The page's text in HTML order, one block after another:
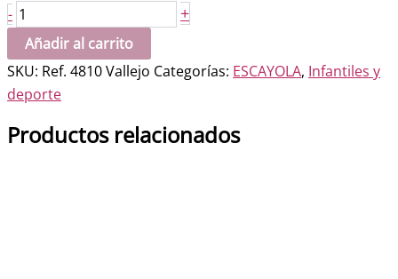
- Pergamino
escudo
del
Atl.
de
Madrid
cantidad
+
Añadir al carrito
SKU: Ref. 4810 Vallejo Categorías: ESCAYOLA, Infantiles y
deporte
Productos relacionados